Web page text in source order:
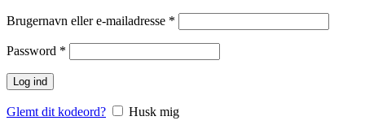
Brugernavn eller e-mailadresse *
Password *
Log ind
Glemt dit kodeord? Husk mig